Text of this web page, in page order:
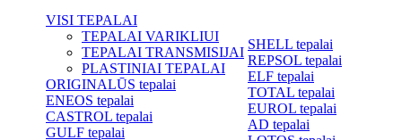
VISI TEPALAI
TEPALAI VARIKLIUI
TEPALAI TRANSMISIJAI
PLASTINIAI TEPALAI
ORIGINALŪS tepalai
ENEOS tepalai
CASTROL tepalai
GULF tepalai
SHELL tepalai
REPSOL tepalai
ELF tepalai
TOTAL tepalai
EUROL tepalai
AD tepalai